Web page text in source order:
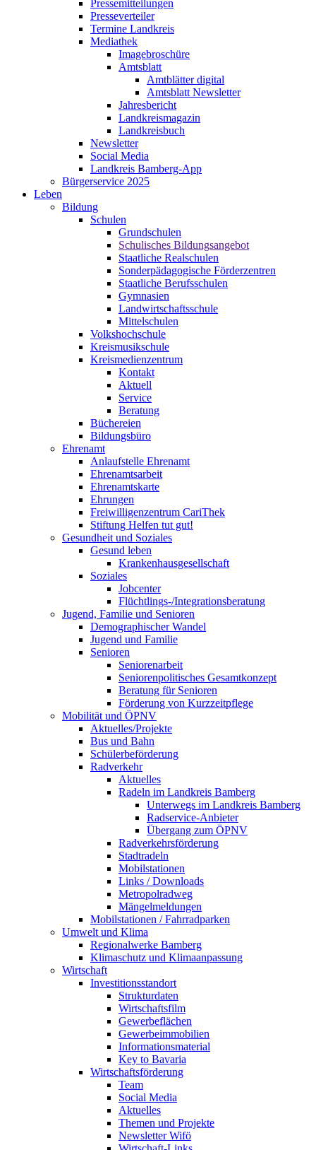
Pressemitteilungen
Presseverteiler
Termine Landkreis
Mediathek
Imagebroschüre
Amtsblatt
Amtblätter digital
Amtsblatt Newsletter
Jahresbericht
Landkreismagazin
Landkreisbuch
Newsletter
Social Media
Landkreis Bamberg-App
Bürgerservice 2025
Leben
Bildung
Schulen
Grundschulen
Schulisches Bildungsangebot
Staatliche Realschulen
Sonderpädagogische Förderzentren
Staatliche Berufsschulen
Gymnasien
Landwirtschaftsschule
Mittelschulen
Volkshochschule
Kreismusikschule
Kreismedienzentrum
Kontakt
Aktuell
Service
Beratung
Büchereien
Bildungsbüro
Ehrenamt
Anlaufstelle Ehrenamt
Ehrenamtsarbeit
Ehrenamtskarte
Ehrungen
Freiwilligenzentrum CariThek
Stiftung Helfen tut gut!
Gesundheit und Soziales
Gesund leben
Krankenhausgesellschaft
Soziales
Jobcenter
Flüchtlings-/Integrationsberatung
Jugend, Familie und Senioren
Demographischer Wandel
Jugend und Familie
Senioren
Seniorenarbeit
Seniorenpolitisches Gesamtkonzept
Beratung für Senioren
Förderung von Kurzzeitpflege
Mobilität und ÖPNV
Aktuelles/Projekte
Bus und Bahn
Schülerbeförderung
Radverkehr
Aktuelles
Radeln im Landkreis Bamberg
Unterwegs im Landkreis Bamberg
Radservice-Anbieter
Übergang zum ÖPNV
Radverkehrsförderung
Stadtradeln
Mobilstationen
Links / Downloads
Metropolradweg
Mängelmeldungen
Mobilstationen / Fahrradparken
Umwelt und Klima
Regionalwerke Bamberg
Klimaschutz und Klimaanpassung
Wirtschaft
Investitionsstandort
Strukturdaten
Wirtschaftsfilm
Gewerbeflächen
Gewerbeimmobilien
Informationsmaterial
Key to Bavaria
Wirtschaftsförderung
Team
Social Media
Aktuelles
Themen und Projekte
Newsletter Wifö